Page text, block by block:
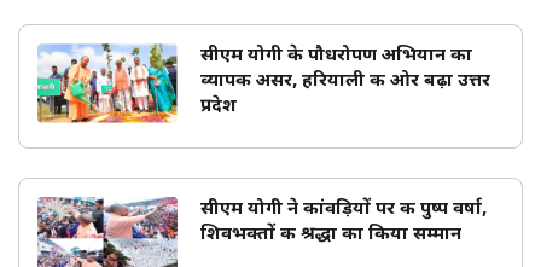
सीएम योगी के पौधरोपण अभियान का
व्यापक असर, हरियाली की ओर बढ़ा उत्तर
प्रदेश
सीएम योगी ने कांवड़ियों पर की पुष्प वर्षा,
शिवभक्तों की श्रद्धा का किया सम्मान